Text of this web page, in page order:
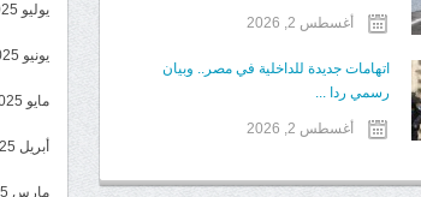
أغسطس 2, 2026
اتهامات جديدة للداخلية في مصر.. وبيان
رسمي ردا ...
أغسطس 2, 2026
يوليو 2025
يونيو 2025
مايو 2025
أبريل 2025
مارس 2025